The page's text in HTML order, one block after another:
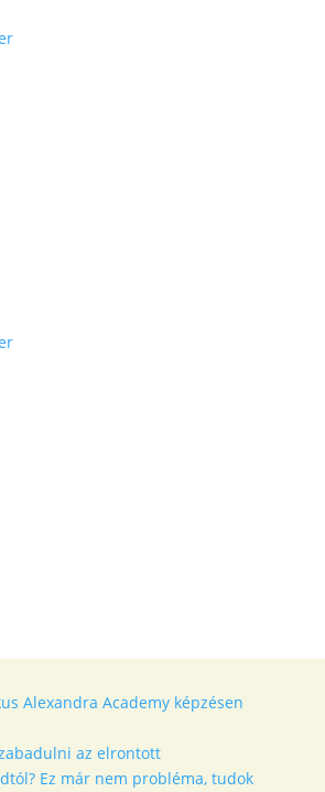
Alexandra Academy képzésen
az elrontott
Ez már nem probléma, tudok